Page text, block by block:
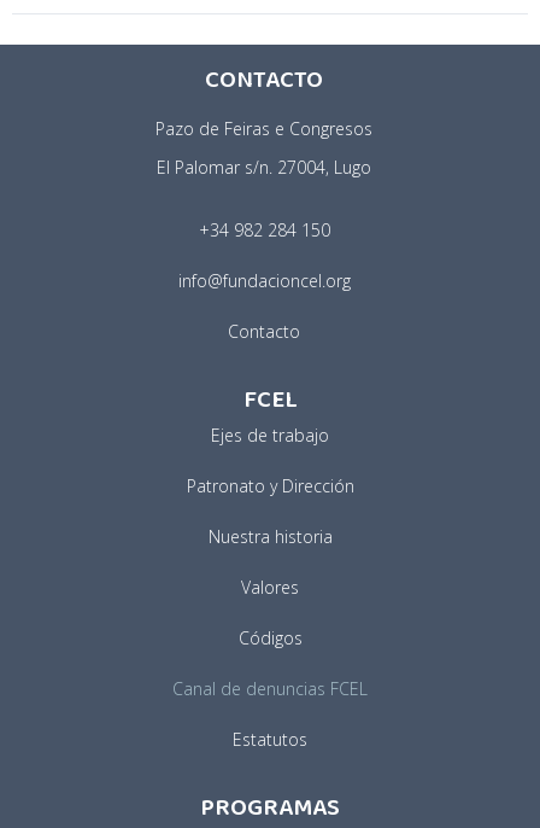
CONTACTO
Pazo de Feiras e Congresos
El Palomar s/n. 27004, Lugo
+34 982 284 150
info@fundacioncel.org
Contacto
FCEL
Ejes de trabajo
Patronato y Dirección
Nuestra historia
Valores
Códigos
Canal de denuncias FCEL
Estatutos
PROGRAMAS